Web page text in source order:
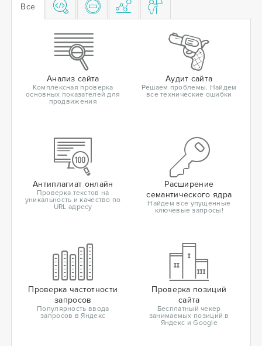
Все
Анализ сайта
Комплексная проверка
основных показателей для
продвижения
Аудит сайта
Решаем проблемы. Найдем
все технические ошибки
Антиплагиат онлайн
Проверка текстов на
уникальность и качество по
URL адресу
Расширение
семантического ядра
Найдем все упущенные
ключевые запросы!
Проверка частотности
запросов
Популярность ввода
запросов в Яндекс
Проверка позиций
сайта
Бесплатный чекер
занимаемых позиций в
Яндекс и Google